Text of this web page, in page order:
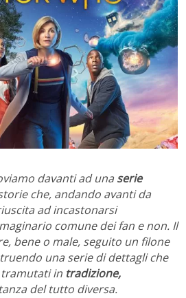
davanti ad una serie
che, andando avanti da
ad incastonarsi
comune dei fan e non. Il
bene o male, seguito un filone
una serie di dettagli che
in tradizione,
del tutto diversa.